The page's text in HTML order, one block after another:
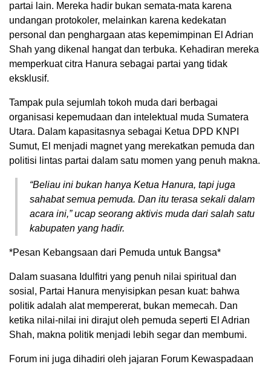
partai lain. Mereka hadir bukan semata-mata karena
undangan protokoler, melainkan karena kedekatan
personal dan penghargaan atas kepemimpinan El Adrian
Shah yang dikenal hangat dan terbuka. Kehadiran mereka
memperkuat citra Hanura sebagai partai yang tidak
eksklusif.
Tampak pula sejumlah tokoh muda dari berbagai
organisasi kepemudaan dan intelektual muda Sumatera
Utara. Dalam kapasitasnya sebagai Ketua DPD KNPI
Sumut, El menjadi magnet yang merekatkan pemuda dan
politisi lintas partai dalam satu momen yang penuh makna.
“Beliau ini bukan hanya Ketua Hanura, tapi juga
sahabat semua pemuda. Dan itu terasa sekali dalam
acara ini,” ucap seorang aktivis muda dari salah satu
kabupaten yang hadir.
*Pesan Kebangsaan dari Pemuda untuk Bangsa*
Dalam suasana Idulfitri yang penuh nilai spiritual dan
sosial, Partai Hanura menyisipkan pesan kuat: bahwa
politik adalah alat mempererat, bukan memecah. Dan
ketika nilai-nilai ini dirajut oleh pemuda seperti El Adrian
Shah, makna politik menjadi lebih segar dan membumi.
Forum ini juga dihadiri oleh jajaran Forum Kewaspadaan